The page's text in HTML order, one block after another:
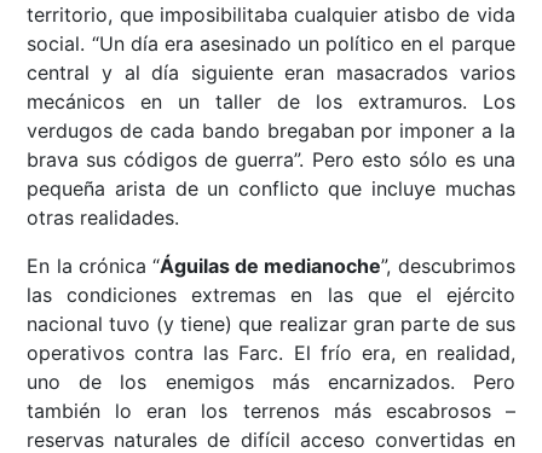
territorio, que imposibilitaba cualquier atisbo de vida
social. “Un día era asesinado un político en el parque
central y al día siguiente eran masacrados varios
mecánicos en un taller de los extramuros. Los
verdugos de cada bando bregaban por imponer a la
brava sus códigos de guerra”. Pero esto sólo es una
pequeña arista de un conflicto que incluye muchas
otras realidades.
En la crónica “Águilas de medianoche”, descubrimos
las condiciones extremas en las que el ejército
nacional tuvo (y tiene) que realizar gran parte de sus
operativos contra las Farc. El frío era, en realidad,
uno de los enemigos más encarnizados. Pero
también lo eran los terrenos más escabrosos –
reservas naturales de difícil acceso convertidas en